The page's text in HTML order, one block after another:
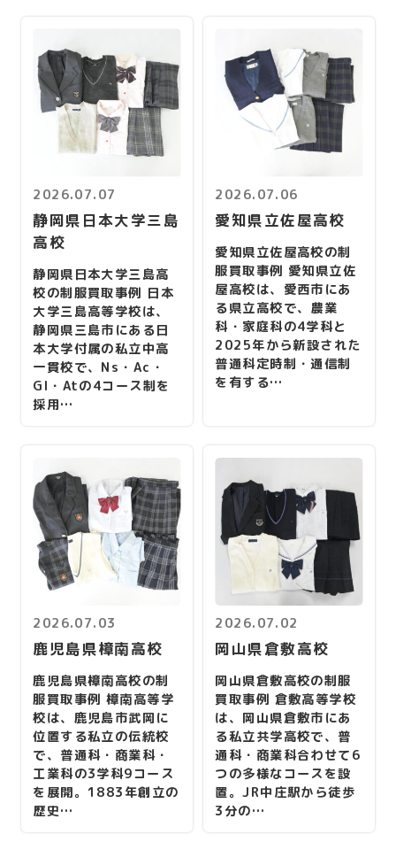
2026.07.07
静岡県日本大学三島
高校
静岡県日本大学三島高
校の制服買取事例 日本
大学三島高等学校は、
静岡県三島市にある日
本大学付属の私立中高
一貫校で、Ns・Ac・
Gl・Atの4コース制を
採用…
2026.07.06
愛知県立佐屋高校
愛知県立佐屋高校の制
服買取事例 愛知県立佐
屋高校は、愛西市にあ
る県立高校で、農業
科・家庭科の4学科と
2025年から新設された
普通科定時制・通信制
を有する…
2026.07.03
鹿児島県樟南高校
鹿児島県樟南高校の制
服買取事例 樟南高等学
校は、鹿児島市武岡に
位置する私立の伝統校
で、普通科・商業科・
工業科の3学科9コース
を展開。1883年創立の
歴史…
2026.07.02
岡山県倉敷高校
岡山県倉敷高校の制服
買取事例 倉敷高等学校
は、岡山県倉敷市にあ
る私立共学高校で、普
通科・商業科合わせて6
つの多様なコースを設
置。JR中庄駅から徒歩
3分の…